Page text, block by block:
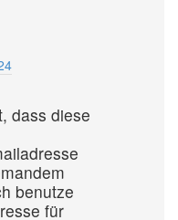
dass diese
benutze
für